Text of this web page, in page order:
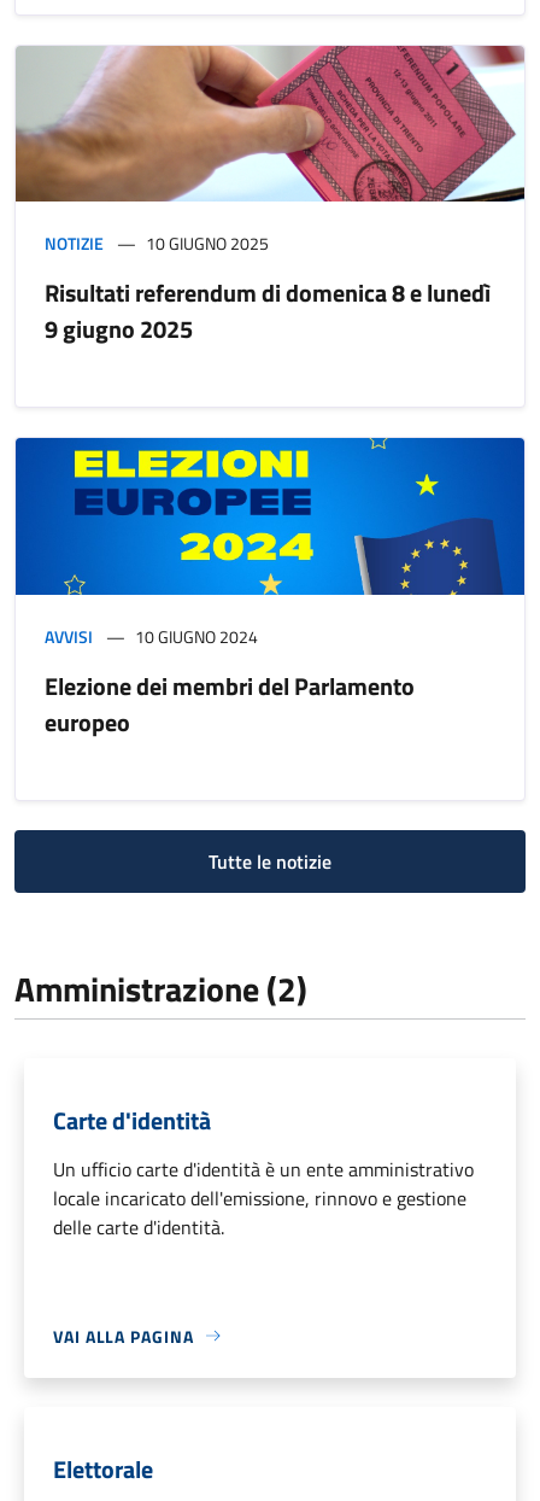
NOTIZIE 10 GIUGNO 2025
Risultati referendum di domenica 8 e lunedì
9 giugno 2025
AVVISI 10 GIUGNO 2024
Elezione dei membri del Parlamento
europeo
Tutte le notizie
Amministrazione (2)
Carte d'identità
Un ufficio carte d'identità è un ente amministrativo
locale incaricato dell'emissione, rinnovo e gestione
delle carte d'identità.
VAI ALLA PAGINA
Elettorale